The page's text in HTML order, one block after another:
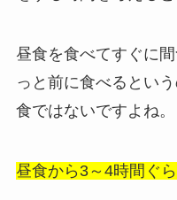
昼食を食べてすぐに
っと前に食べるとい
食ではないですよね。
昼食から3～4時間ぐ